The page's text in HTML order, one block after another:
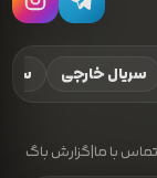
سریال خارجی
تماس با ما|گزارش باگ